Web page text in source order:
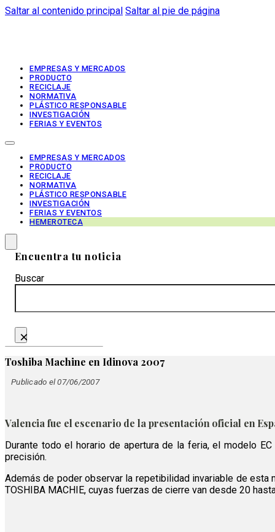
Saltar al contenido principal Saltar al pie de página
EMPRESAS Y MERCADOS
PRODUCTO
RECICLAJE
NORMATIVA
PLÁSTICO RESPONSABLE
INVESTIGACIÓN
FERIAS Y EVENTOS
EMPRESAS Y MERCADOS
PRODUCTO
RECICLAJE
NORMATIVA
PLÁSTICO RESPONSABLE
INVESTIGACIÓN
FERIAS Y EVENTOS
HEMEROTECA
Encuentra tu noticia
Buscar
×
Toshiba Machine en Idinova 2007
Publicado el 07/06/2007
Valencia fue el escenario de la presentación oficial en
Durante todo el horario de apertura de la feria, el modelo
precisión.
Además de poder observar la repetibilidad invariable de
TOSHIBA MACHIE, cuyas fuerzas de cierre van desde 20